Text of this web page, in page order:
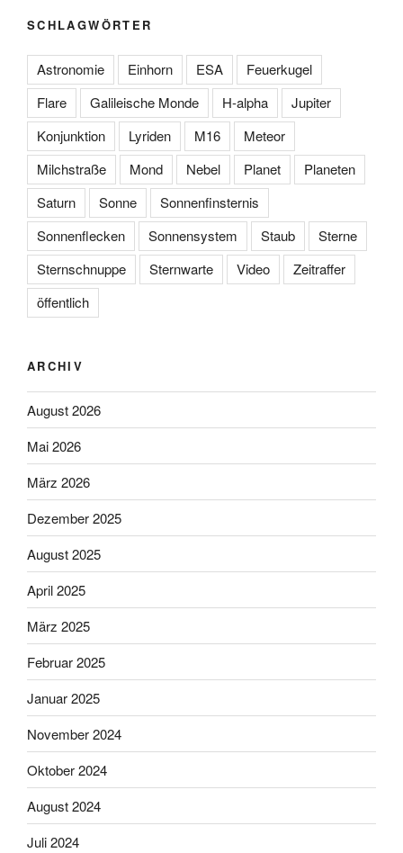
SCHLAGWÖRTER
Astronomie Einhorn ESA
Feuerkugel
Flare
Galileische Monde H-alpha
Jupiter
Konjunktion
Lyriden M16
Meteor
Milchstraße
Mond Nebel Planet
Planeten
Saturn
Sonne
Sonnenfinsternis
Sonnenflecken
Sonnensystem Staub
Sterne
Sternschnuppe
Sternwarte Video
Zeitraffer
öffentlich
ARCHIV
August 2026
Mai 2026
März 2026
Dezember 2025
August 2025
April 2025
März 2025
Februar 2025
Januar 2025
November 2024
Oktober 2024
August 2024
Juli 2024